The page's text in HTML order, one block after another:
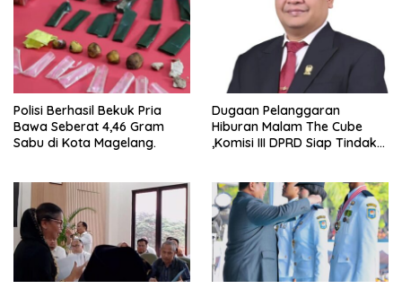
Polisi Berhasil Bekuk Pria
Bawa Seberat 4,46 Gram
Sabu di Kota Magelang.
Dugaan Pelanggaran
Hiburan Malam The Cube
,Komisi III DPRD Siap Tindak